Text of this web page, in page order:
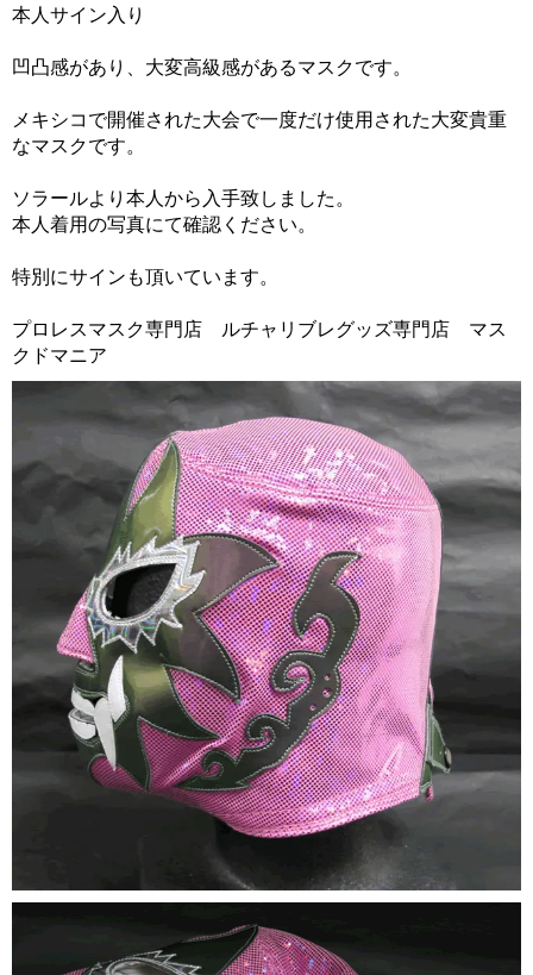
本人サイン入り
凹凸感があり、大変高級感があるマスクです。
メキシコで開催された大会で一度だけ使用された大変貴重
なマスクです。
ソラールより本人から入手致しました。
本人着用の写真にて確認ください。
特別にサインも頂いています。
プロレスマスク専門店 ルチャリブレグッズ専門店 マス
クドマニア